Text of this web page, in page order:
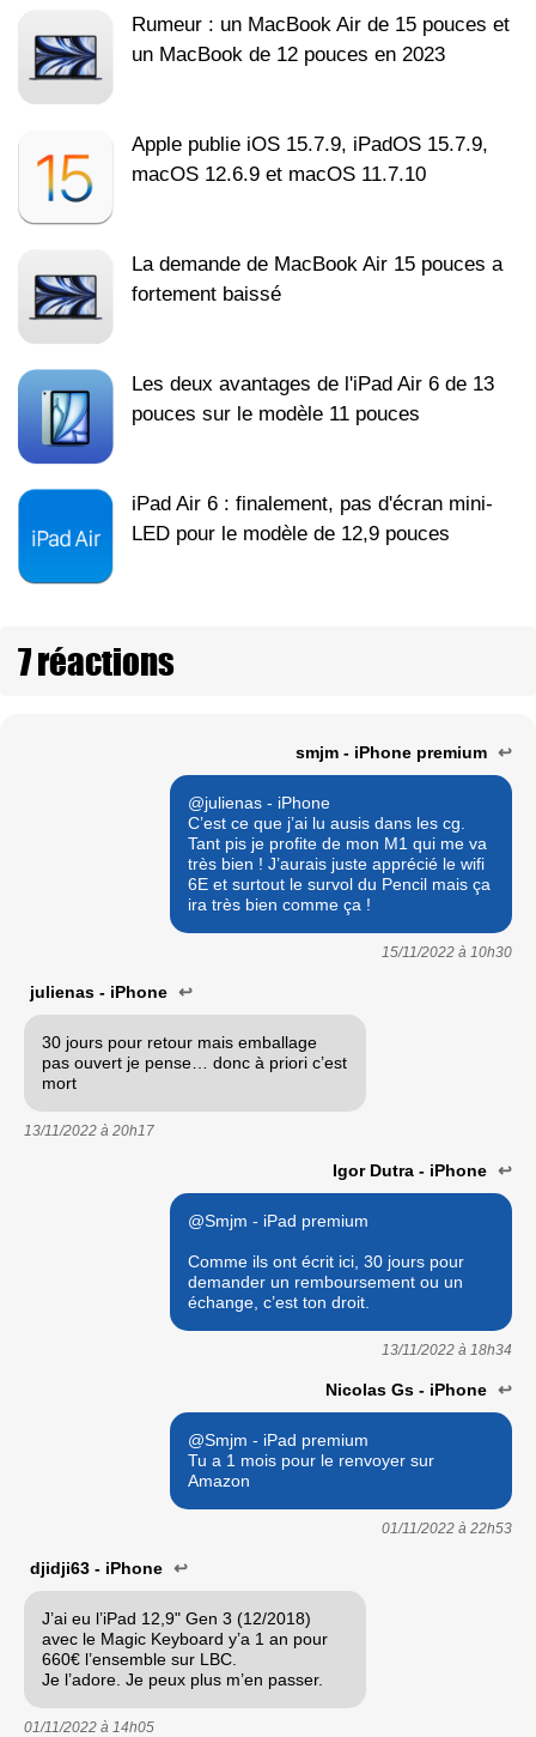
Rumeur : un MacBook Air de 15 pouces et
un MacBook de 12 pouces en 2023
Apple publie iOS 15.7.9, iPadOS 15.7.9,
macOS 12.6.9 et macOS 11.7.10
La demande de MacBook Air 15 pouces a
fortement baissé
Les deux avantages de l'iPad Air 6 de 13
pouces sur le modèle 11 pouces
iPad Air 6 : finalement, pas d'écran mini-
LED pour le modèle de 12,9 pouces
7 réactions
smjm - iPhone premium ↩
@julienas - iPhone
C’est ce que j’ai lu ausis dans les cg.
Tant pis je profite de mon M1 qui me va
très bien ! J’aurais juste apprécié le wifi
6E et surtout le survol du Pencil mais ça
ira très bien comme ça !
15/11/2022 à 10h30
julienas - iPhone ↩
30 jours pour retour mais emballage
pas ouvert je pense… donc à priori c’est
mort
13/11/2022 à 20h17
Igor Dutra - iPhone ↩
@Smjm - iPad premium
Comme ils ont écrit ici, 30 jours pour
demander un remboursement ou un
échange, c’est ton droit.
13/11/2022 à 18h34
Nicolas Gs - iPhone ↩
@Smjm - iPad premium
Tu a 1 mois pour le renvoyer sur
Amazon
01/11/2022 à 22h53
djidji63 - iPhone ↩
J’ai eu l’iPad 12,9" Gen 3 (12/2018)
avec le Magic Keyboard y’a 1 an pour
660€ l’ensemble sur LBC.
Je l’adore. Je peux plus m’en passer.
01/11/2022 à 14h05